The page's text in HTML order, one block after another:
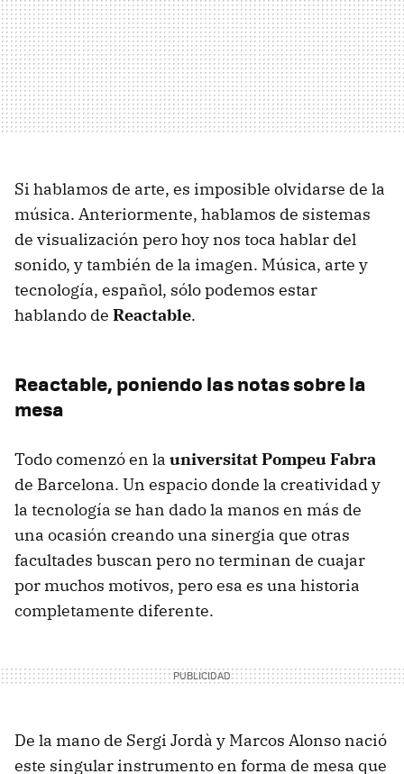
Si hablamos de arte, es imposible olvidarse de la
música. Anteriormente, hablamos de sistemas
de visualización pero hoy nos toca hablar del
sonido, y también de la imagen. Música, arte y
tecnología, español, sólo podemos estar
hablando de Reactable.
Reactable, poniendo las notas sobre la
mesa
Todo comenzó en la universitat Pompeu Fabra
de Barcelona. Un espacio donde la creatividad y
la tecnología se han dado la manos en más de
una ocasión creando una sinergia que otras
facultades buscan pero no terminan de cuajar
por muchos motivos, pero esa es una historia
completamente diferente.
De la mano de Sergi Jordà y Marcos Alonso nació
este singular instrumento en forma de mesa que